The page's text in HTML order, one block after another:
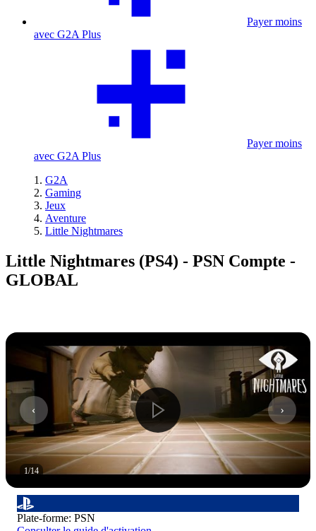
Payer moins
avec G2A Plus
Payer moins
avec G2A Plus
G2A
Gaming
Jeux
Aventure
Little Nightmares
Little Nightmares (PS4) - PSN Compte -
GLOBAL
1/14
Plate-forme: PSN